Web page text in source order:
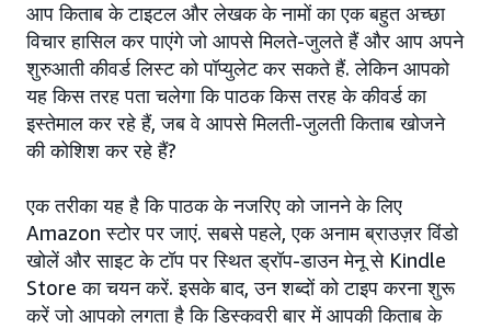
आप किताब के टाइटल और लेखक के नामों का एक बहुत अच्छा
विचार हासिल कर पाएंगे जो आपसे मिलते-जुलते हैं और आप अपने
शुरुआती कीवर्ड लिस्ट को पॉप्युलेट कर सकते हैं. लेकिन आपको
यह किस तरह पता चलेगा कि पाठक किस तरह के कीवर्ड का
इस्तेमाल कर रहे हैं, जब वे आपसे मिलती-जुलती किताब खोजने
की कोशिश कर रहे हैं?
एक तरीका यह है कि पाठक के नजरिए को जानने के लिए
Amazon स्टोर पर जाएं. सबसे पहले, एक अनाम ब्राउज़र विंडो
खोलें और साइट के टॉप पर स्थित ड्रॉप-डाउन मेनू से Kindle
Store का चयन करें. इसके बाद, उन शब्दों को टाइप करना शुरू
करें जो आपको लगता है कि डिस्कवरी बार में आपकी किताब के